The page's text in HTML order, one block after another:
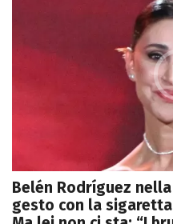
Belén Rodríguez
gesto con la